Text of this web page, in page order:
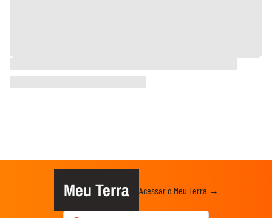
Meu Terra Acessar o Meu Terra →